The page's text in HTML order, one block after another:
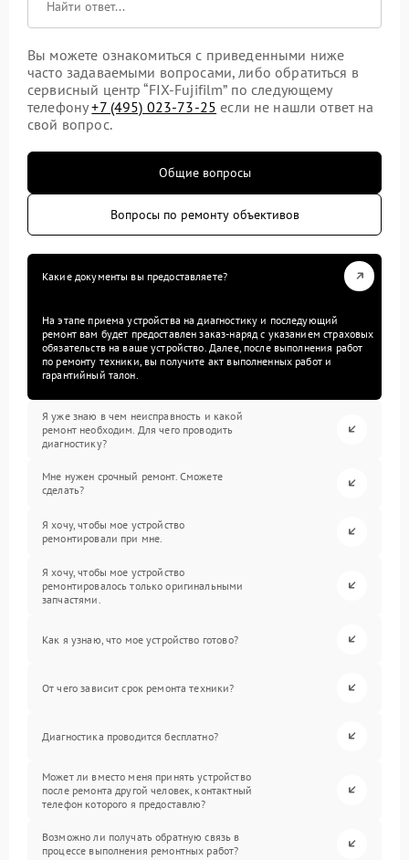
Вы можете ознакомиться с приведенными ниже
часто задаваемыми вопросами, либо обратиться в
сервисный центр “FIX-Fujifilm” по следующему
телефону+7 (495) 023-73-25 если не нашли ответ на
свой вопрос.
Общие вопросы
Вопросы по ремонту объективов
Какие документы вы предоставляете?
На этапе приема устройства на диагностику и последующий
ремонт вам будет предоставлен заказ-наряд с указанием страховых
обязательств на ваше устройство. Далее, после выполнения работ
по ремонту техники, вы получите акт выполненных работ и
гарантийный талон.
Я уже знаю в чем неисправность и какой
ремонт необходим. Для чего проводить
диагностику?
Мне нужен срочный ремонт. Сможете
сделать?
Я хочу, чтобы мое устройство
ремонтировали при мне.
Я хочу, чтобы мое устройство
ремонтировалось только оригинальными
запчастями.
Как я узнаю, что мое устройство готово?
От чего зависит срок ремонта техники?
Диагностика проводится бесплатно?
Может ли вместо меня принять устройство
после ремонта другой человек, контактный
телефон которого я предоставлю?
Возможно ли получать обратную связь в
процессе выполнения ремонтных работ?